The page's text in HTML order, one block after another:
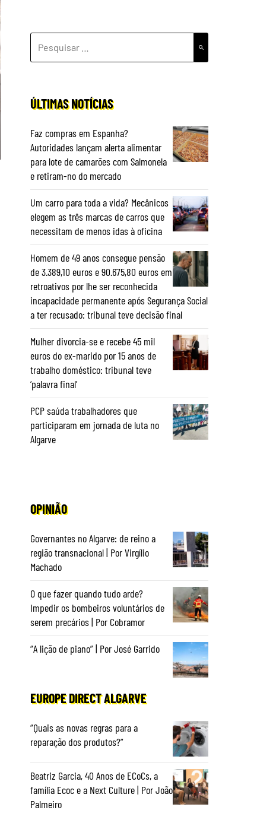
POR:
ÚLTIMAS NOTÍCIAS
Faz compras em Espanha?
Autoridades lançam alerta alimentar
para lote de camarões com Salmonela
e retiram-no do mercado
Um carro para toda a vida? Mecânicos
elegem as três marcas de carros que
necessitam de menos idas à oficina
Homem de 49 anos consegue pensão
de 3.389,10 euros e 90.675,80 euros em
retroativos por lhe ser reconhecida
incapacidade permanente após Segurança Social
a ter recusado: tribunal teve decisão final
Mulher divorcia-se e recebe 45 mil
euros do ex-marido por 15 anos de
trabalho doméstico: tribunal teve
‘palavra final’
PCP saúda trabalhadores que
participaram em jornada de luta no
Algarve
OPINIÃO
Governantes no Algarve: de reino a
região transnacional | Por Virgílio
Machado
O que fazer quando tudo arde?
Impedir os bombeiros voluntários de
serem precários | Por Cobramor
“A lição de piano” | Por José Garrido
EUROPE DIRECT ALGARVE
“Quais as novas regras para a
reparação dos produtos?”
Beatriz Garcia, 40 Anos de ECoCs, a
família Ecoc e a Next Culture | Por João
Palmeiro